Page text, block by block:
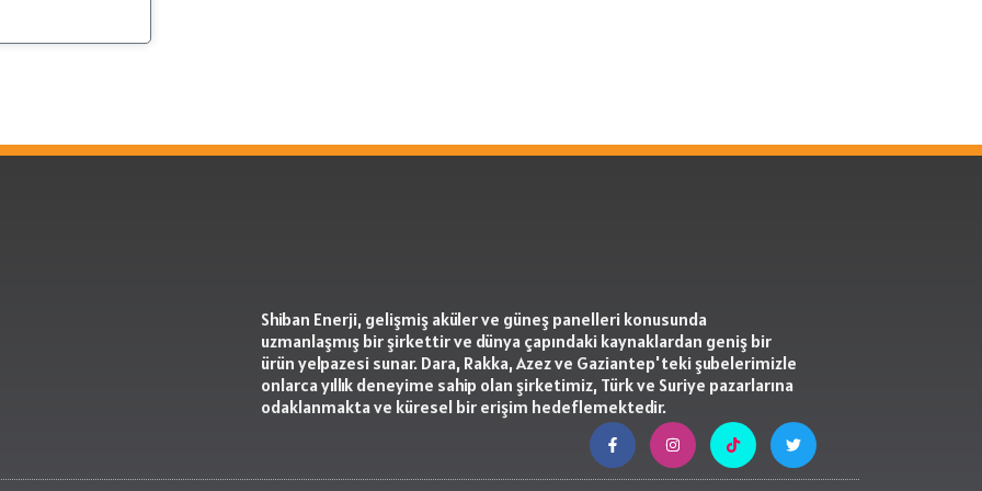
Shiban Enerji, gelişmiş aküler ve güneş panelleri konusunda
uzmanlaşmış bir şirkettir ve dünya çapındaki kaynaklardan geniş bir
ürün yelpazesi sunar. Dara, Rakka, Azez ve Gaziantep'teki şubelerimizle
onlarca yıllık deneyime sahip olan şirketimiz, Türk ve Suriye pazarlarına
odaklanmakta ve küresel bir erişim hedeflemektedir.